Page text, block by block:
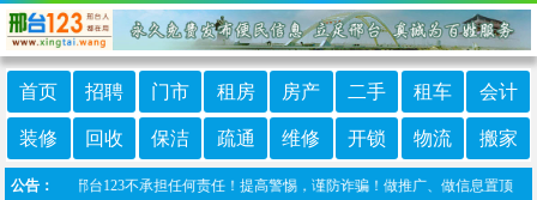
首页 招聘 门市 租房 房产 二手 租车 会计
装修 回收 保洁 疏通 维修 开锁 物流 搬家
公告：
发布，邢台123不承担任何责任！提高警惕，谨防诈骗！做推广、做信息置顶！请